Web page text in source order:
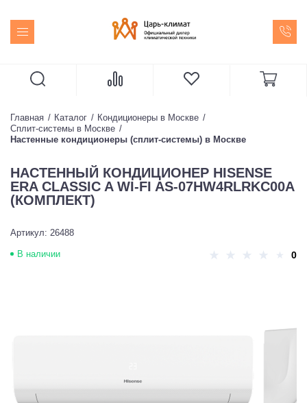
Главная Каталог
Кондиционеры в Москве
Сплит-системы в Москве
Настенные кондиционеры (сплит-системы) в Москве
НАСТЕННЫЙ КОНДИЦИОНЕР HISENSE
ERA CLASSIC A WI-FI AS-07HW4RLRKC00A
(КОМПЛЕКТ)
Артикул: 26488
В наличии 0